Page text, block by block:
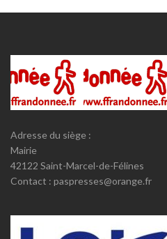
Adresse du siège :
Mairie
42122 Saint-Marcel-de-Félines
Contact : paspresses@orange.fr